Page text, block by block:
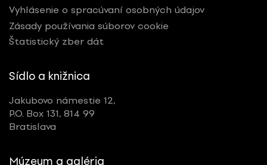
Vyhlásenie o spracúvaní osobných údajov
Zásady používania súborov cookie
Štatistický zber dát
Sídlo a knižnica
Jakubovo námestie 12,
P.O. Box 131, 814 99
Bratislava
Múzeum a galéria